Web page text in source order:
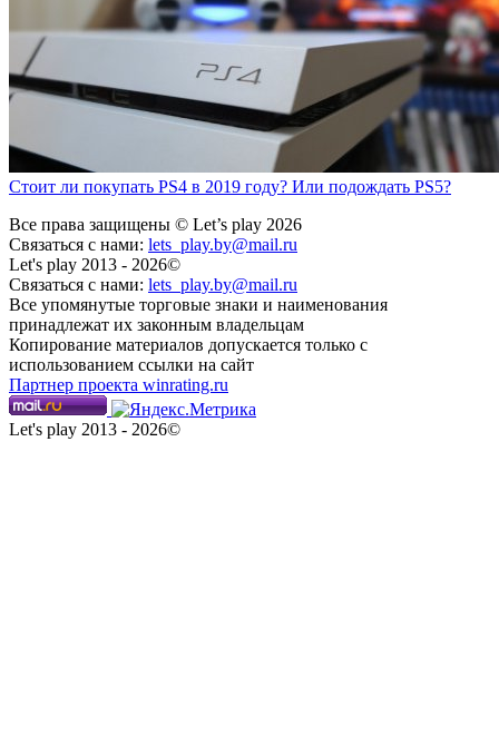
Стоит ли покупать PS4 в 2019 году? Или подождать PS5?
Все права защищены © Let’s play 2026
Связаться с нами: lets_play.by@mail.ru
Let's play 2013 - 2026©
Связаться с нами: lets_play.by@mail.ru
Все упомянутые торговые знаки и наименования
принадлежат их законным владельцам
Копирование материалов допускается только с
использованием ссылки на сайт
Партнер проекта winrating.ru
Let's play 2013 - 2026©